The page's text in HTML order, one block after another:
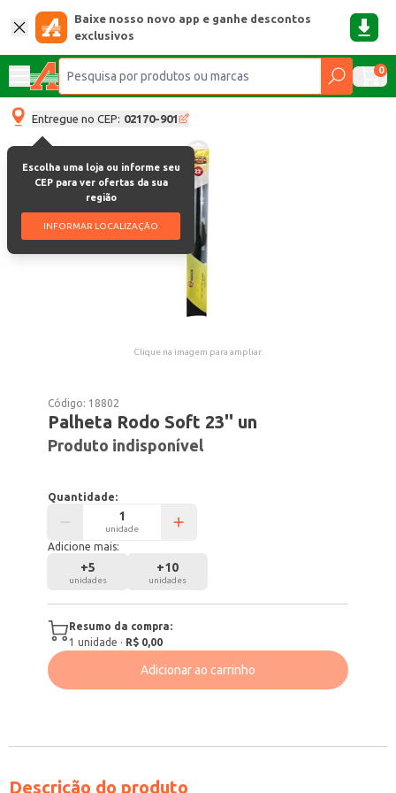
Baixe nosso novo app e ganhe descontos
exclusivos
0
Entregue no CEP: 02170-901
Escolha uma loja ou informe seu
CEP para ver ofertas da sua
região
INFORMAR LOCALIZAÇÃO
Clique na imagem para ampliar.
Código: 18802
Palheta Rodo Soft 23'' un
Produto indisponível
Quantidade:
unidade
Adicione mais:
+5
unidades
+10
unidades
Resumo da compra:
1 unidade · R$ 0,00
Adicionar ao carrinho
Descrição do produto